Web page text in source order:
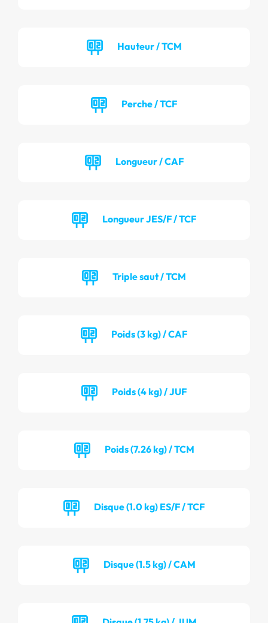
Hauteur / TCM
Perche / TCF
Longueur / CAF
Longueur JES/F / TCF
Triple saut / TCM
Poids (3 kg) / CAF
Poids (4 kg) / JUF
Poids (7.26 kg) / TCM
Disque (1.0 kg) ES/F / TCF
Disque (1.5 kg) / CAM